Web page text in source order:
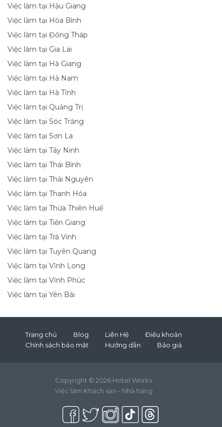
Việc làm tại Hậu Giang
Việc làm tại Hòa Bình
Việc làm tại Đồng Tháp
Việc làm tại Gia Lai
Việc làm tại Hà Giang
Việc làm tại Hà Nam
Việc làm tại Hà Tĩnh
Việc làm tại Quảng Trị
Việc làm tại Sóc Trăng
Việc làm tại Sơn La
Việc làm tại Tây Ninh
Việc làm tại Thái Bình
Việc làm tại Thái Nguyên
Việc làm tại Thanh Hóa
Việc làm tại Thừa Thiên Huế
Việc làm tại Tiền Giang
Việc làm tại Trà Vinh
Việc làm tại Tuyên Quang
Việc làm tại Vĩnh Long
Việc làm tại Vĩnh Phúc
Việc làm tại Yên Bái
Trang chủ Blog Liên Hệ
Điều khoản
Chính sách bảo mật
Hướng dẫn Báo giá
Copyright © 2026 Hotel Works
Việc làm Khách sạn - Nhà hàng